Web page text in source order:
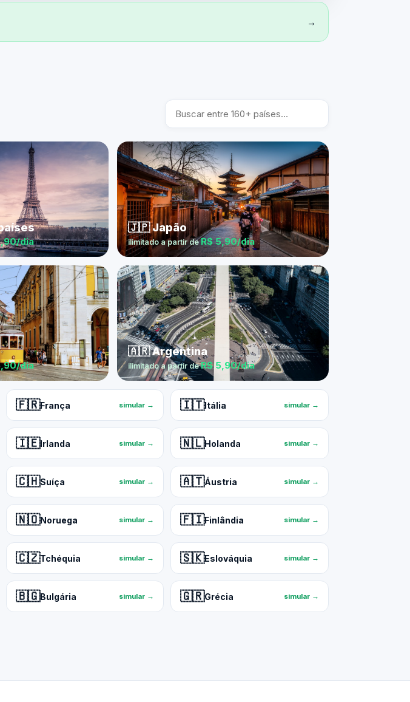
→
dia
🇯🇵 Japão
ilimitado a partir deR$ 5,90/dia
dia
🇦🇷 Argentina
ilimitado a partir deR$ 5,90/dia
🇫🇷França simular → 🇮🇹Itália simular →
🇮🇪Irlanda simular → 🇳🇱Holanda simular →
🇨🇭Suíça simular → 🇦🇹Áustria simular →
🇳🇴Noruega simular → 🇫🇮Finlândia simular →
🇨🇿Tchéquia simular → 🇸🇰Eslováquia simular →
🇧🇬Bulgária simular → 🇬🇷Grécia simular →